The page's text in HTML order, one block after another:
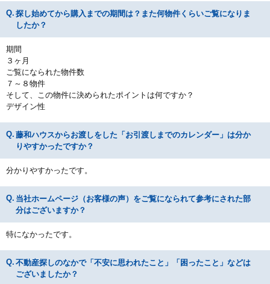
探し始めてから購入までの期間は？また何物件くらいご覧になりま
したか？
期間
３ヶ月
ご覧になられた物件数
７～８物件
そして、この物件に決められたポイントは何ですか？
デザイン性
藤和ハウスからお渡しをした「お引渡しまでのカレンダー」は分か
りやすかったですか？
分かりやすかったです。
当社ホームページ（お客様の声）をご覧になられて参考にされた部
分はございますか？
特になかったです。
不動産探しのなかで「不安に思われたこと」「困ったこと」などは
ございましたか？